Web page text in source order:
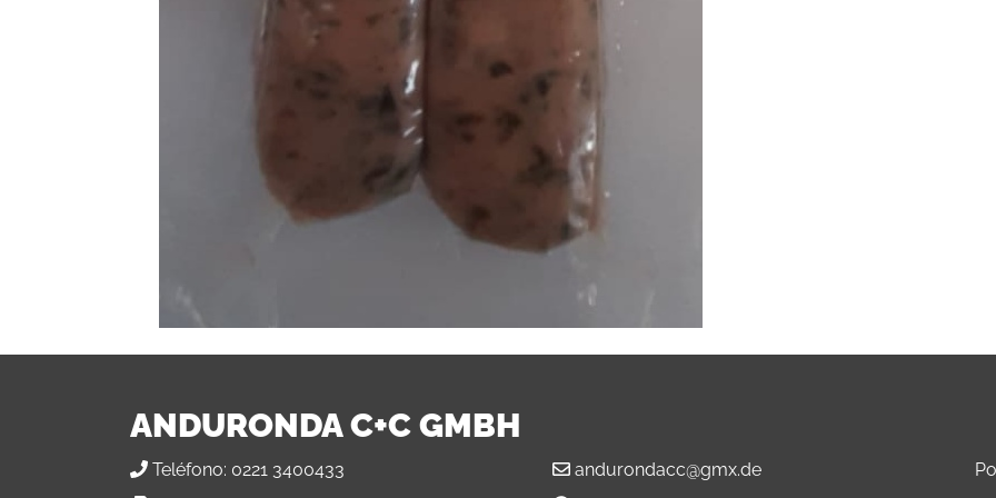
ANDURONDA C+C GMBH
Teléfono: 0221 3400433
andurondacc@gmx.de